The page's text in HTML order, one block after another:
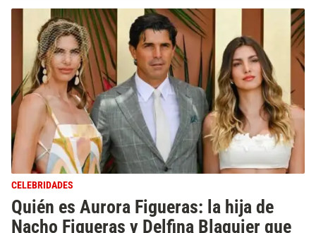
CELEBRIDADES
Quién es Aurora Figueras: la hija de
Nacho Figueras y Delfina Blaquier que